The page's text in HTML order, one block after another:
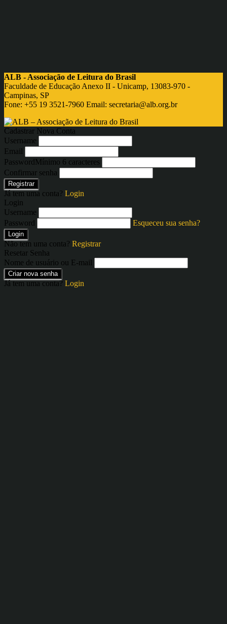
ALB - Associação de Leitura do Brasil
Faculdade de Educação Anexo II - Unicamp, 13083-970 -
Campinas, SP
Fone: +55 19 3521-7960 Email: secretaria@alb.org.br
Cadastrar Nova Conta
Username
Email
PasswordMínimo 6 caracteres
Confirmar senha
Registrar
Já tem uma conta? Login
Login
Username
Password
Esqueceu sua senha?
Login
Não tem uma conta? Registrar
Resetar Senha
Nome de usuário ou E-mail
Criar nova senha
Já tem uma conta? Login